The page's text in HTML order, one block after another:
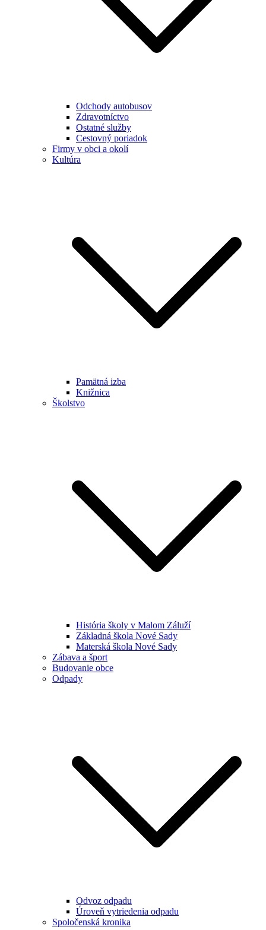
Odchody autobusov
Zdravotníctvo
Ostatné služby
Cestovný poriadok
Firmy v obci a okolí
Kultúra
Pamätná izba
Knižnica
Školstvo
História školy v Malom Záluží
Základná škola Nové Sady
Materská škola Nové Sady
Zábava a šport
Budovanie obce
Odpady
Odvoz odpadu
Úroveň vytriedenia odpadu
Spoločenská kronika